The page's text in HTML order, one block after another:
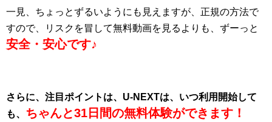
一見、ちょっとずるいようにも見えますが、正規の方法で
すので、リスクを冒して無料動画を見るよりも、ずーっと
安全・安心です♪
さらに、注目ポイントは、U-NEXTは、いつ利用開始して
も、
ちゃんと31日間の無料体験ができます！